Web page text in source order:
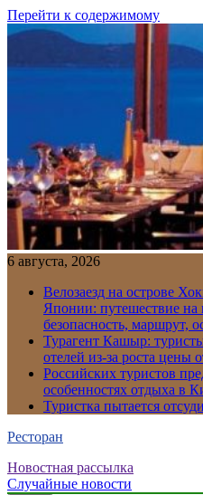
Перейти к содержимому
6 августа, 2026
Велозаезд на острове
Японии: путешествие на
безопасность, маршрут,
Турагент Кашыр:
отелей из-за роста цены
Российских туристов
особенностях отдыха в
Туристка пытается
Ресторан
Новостная рассылка
Случайные новости